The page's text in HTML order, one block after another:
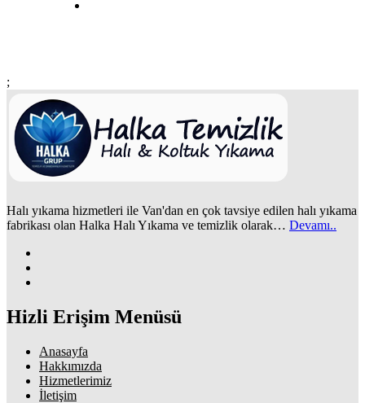
;
Halı yıkama hizmetleri ile Van'dan en çok tavsiye edilen halı yıkama
fabrikası olan Halka Halı Yıkama ve temizlik olarak… Devamı..
Hizli Erişim Menüsü
Anasayfa
Hakkımızda
Hizmetlerimiz
İletişim